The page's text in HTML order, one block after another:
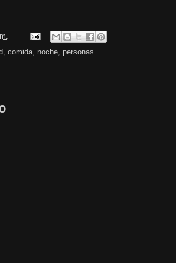
, comida, noche, personas